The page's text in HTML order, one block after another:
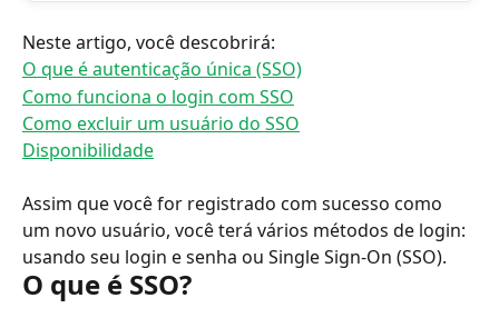
Neste artigo, você descobrirá:
O que é autenticação única (SSO)
Como funciona o login com SSO
Como excluir um usuário do SSO
Disponibilidade
Assim que você for registrado com sucesso como
um novo usuário, você terá vários métodos de login:
usando seu login e senha ou Single Sign-On (SSO).
O que é SSO?